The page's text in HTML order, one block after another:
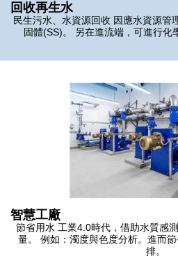
回收再生水
民生污水、水資源回收 因應水資源管
固體(SS)。 另在進流端，可進行化
智慧工廠
節省用水 工業4.0時代，借助水質感
量。 例如：濁度與色度分析。進而
排。